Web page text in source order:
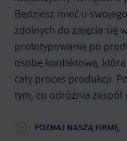
Będziesz mieć u
zdolnych do zajęcia się
prototypowania po
osobę kontaktową,
cały proces produkcji.
tym, co odróżnia
POZNAJ NASZĄ FIRMĘ